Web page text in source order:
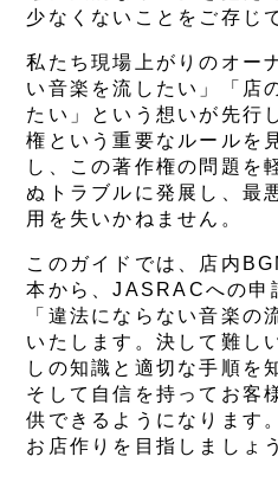
少なくないことをご存じ
私たち現場上がりのオー
い音楽を流したい」「店
たい」という想いが先行
権という重要なルールを
し、この著作権の問題を
ぬトラブルに発展し、最
用を失いかねません。
このガイドでは、店内
本から、JASRACへの申
「違法にならない音楽の
いたします。決して難し
しの知識と適切な手順を
そして自信を持ってお客
供できるようになります
お店作りを目指しましょ